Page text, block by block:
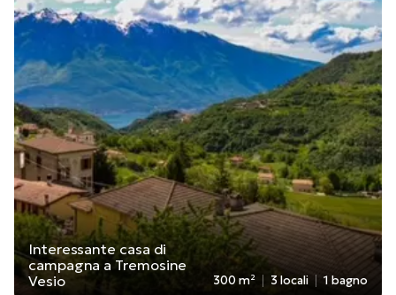
Interessante casa di
campagna a Tremosine
Vesio
300 m² 3 locali 1 bagno